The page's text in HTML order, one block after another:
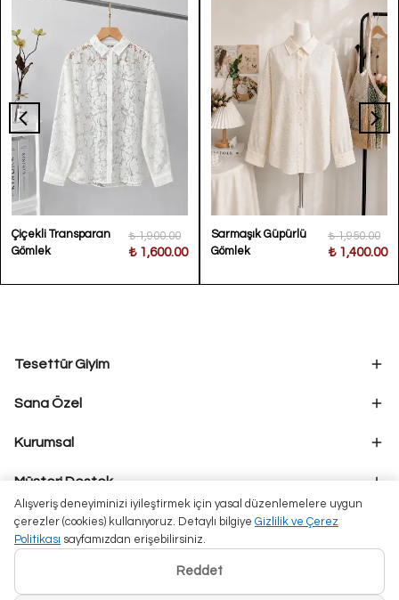
Alışveriş deneyiminizi iyileştirmek için yasal düzenlemelere uygun
çerezler (cookies) kullanıyoruz. Detaylı bilgiye Gizlilik ve Çerez
Politikası sayfamızdan erişebilirsiniz.
Reddet
Çiçekli Transparan
Gömlek
₺ 1,900.00
₺ 1,600.00
Sarmaşık Güpürlü
Gömlek
₺ 1,950.00
₺ 1,400.00
Tesettür Giyim
Sana Özel
Kurumsal
Müşteri Destek